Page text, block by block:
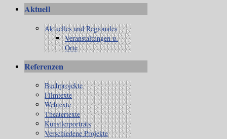
Aktuell
Aktuelles und Regionales
Veranstaltungen u.
Orte
Referenzen
Buchprojekte
Filmtexte
Webtexte
Theatertexte
Künstlerporträts
Verschiedene Projekte